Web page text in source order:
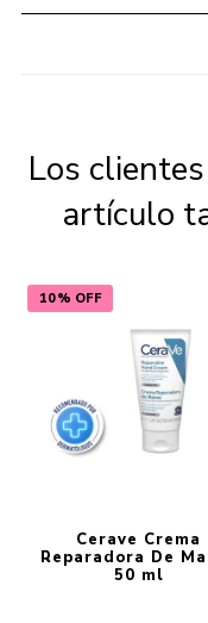
Los
artículo
10% OFF
Cerave Crema
Reparadora De
50 ml